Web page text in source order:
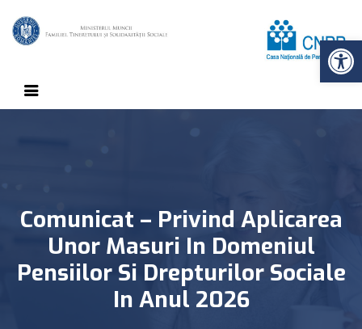
Comunicat – Privind Aplicarea
Unor Masuri In Domeniul
Pensiilor Si Drepturilor Sociale
In Anul 2026